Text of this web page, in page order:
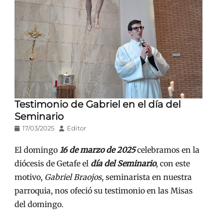
Testimonio de Gabriel en el día del
Seminario
Publicado
17/03/2025 AutorEditor
El domingo 16 de marzo de 2025celebramos en la
diócesis de Getafe el día del Seminario, con este
motivo, Gabriel Braojos, seminarista en nuestra
parroquia, nos ofeció su testimonio en las Misas
del domingo.